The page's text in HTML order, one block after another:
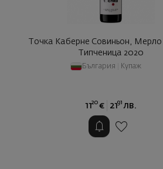
Точка Каберне Совиньон, Мерло
Типченица 2020
България Купаж
1120 € 2191 лв.